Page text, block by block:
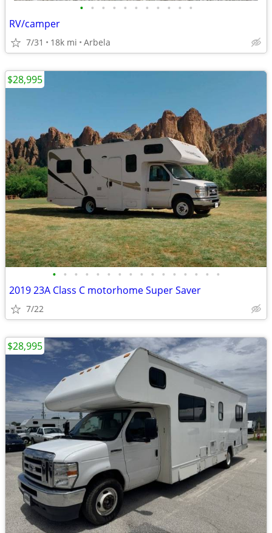
• • • • • • • • • • •
RV/camper
7/31 18k mi Arbela
• • • • • • • • • • • • • • • •
2019 23A Class C motorhome Super Saver
7/22
$28,995
$28,995